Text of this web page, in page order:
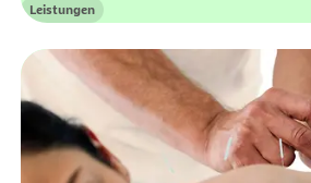
Kategorie
Leistungen